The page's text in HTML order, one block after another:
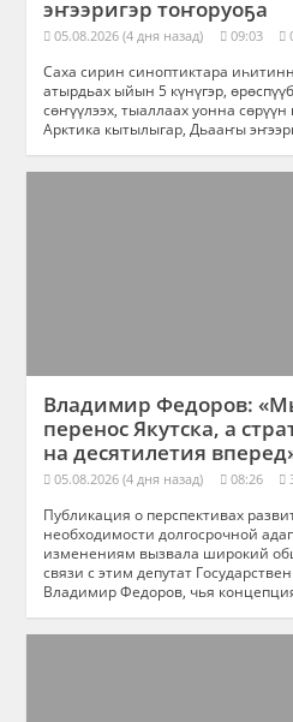
эҥээригэр тоҥоруоҕа
05.08.2026 (4 дня назад) 09:03
Саха сирин синоптиктара
атырдьах ыйын 5 күнүгэр,
сөҥүүлээх, тыаллаах уонна сөрүүн
Арктика кытылыгар, Дьааҥы
Владимир Федоров:
перенос Якутска, а
на десятилетия
05.08.2026 (4 дня назад) 08:26
Публикация о перспективах
необходимости долгосрочной
изменениям вызвала широкий
связи с этим депутат
Владимир Федоров, чья